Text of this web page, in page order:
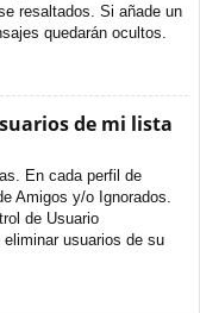
resaltados. Si añade un
quedarán ocultos.
de mi lista
En cada perfil de
Amigos y/o Ignorados.
de Usuario
usuarios de su